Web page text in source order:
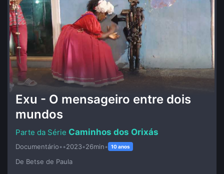
Exu - O mensageiro entre dois
mundos
Caminhos dos Orixás
Documentário••2023•26min• 10 anos
De Betse de Paula